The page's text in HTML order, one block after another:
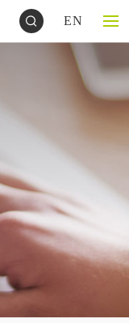
EN